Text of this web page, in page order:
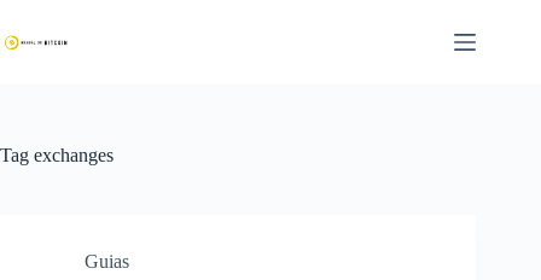
para
o
Tag exchanges
Guias